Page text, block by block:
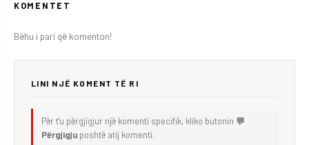
KOMENTET
Bëhu i pari që komenton!
LINI NJË KOMENT TË RI
Për t'u përgjigjur një komenti specifik, kliko butonin 💬
Përgjigju poshtë atij komenti.